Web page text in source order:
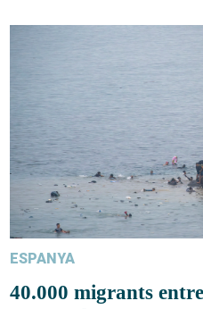
ESPANYA
40.000 migrants